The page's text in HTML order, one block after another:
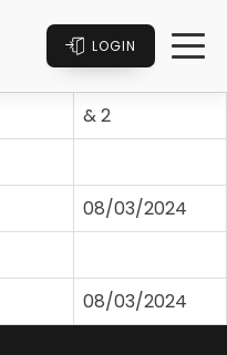
LOGIN
& 2
08/03/2024
08/03/2024